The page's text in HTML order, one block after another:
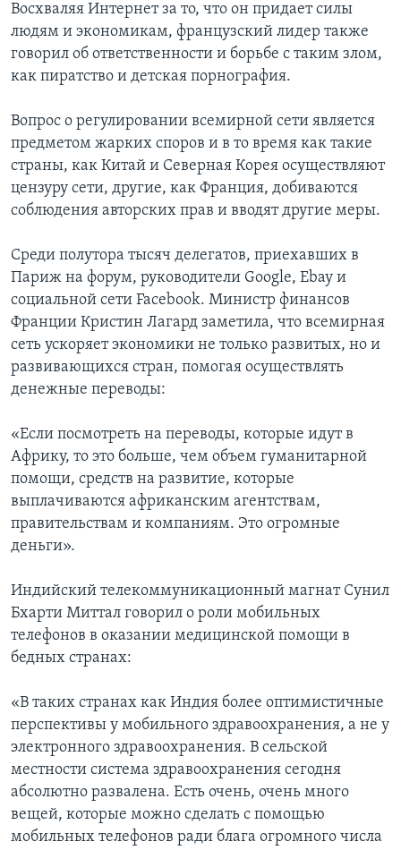
Восхваляя Интернет за то, что он придает силы
людям и экономикам, французский лидер также
говорил об ответственности и борьбе с таким злом,
как пиратство и детская порнография.
Вопрос о регулировании всемирной сети является
предметом жарких споров и в то время как такие
страны, как Китай и Северная Корея осуществляют
цензуру сети, другие, как Франция, добиваются
соблюдения авторских прав и вводят другие меры.
Среди полутора тысяч делегатов, приехавших в
Париж на форум, руководители Google, Ebay и
социальной сети Facebook. Министр финансов
Франции Кристин Лагард заметила, что всемирная
сеть ускоряет экономики не только развитых, но и
развивающихся стран, помогая осуществлять
денежные переводы:
«Если посмотреть на переводы, которые идут в
Африку, то это больше, чем объем гуманитарной
помощи, средств на развитие, которые
выплачиваются африканским агентствам,
правительствам и компаниям. Это огромные
деньги».
Индийский телекоммуникационный магнат Сунил
Бхарти Миттал говорил о роли мобильных
телефонов в оказании медицинской помощи в
бедных странах:
«В таких странах как Индия более оптимистичные
перспективы у мобильного здравоохранения, а не у
электронного здравоохранения. В сельской
местности система здравоохранения сегодня
абсолютно развалена. Есть очень, очень много
вещей, которые можно сделать с помощью
мобильных телефонов ради блага огромного числа